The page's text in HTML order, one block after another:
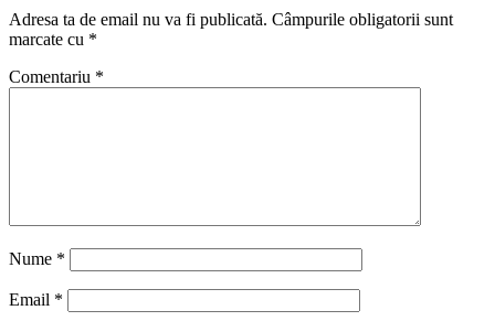
Adresa ta de email nu va fi publicată. Câmpurile obligatorii sunt
marcate cu *
Comentariu *
Nume *
Email *